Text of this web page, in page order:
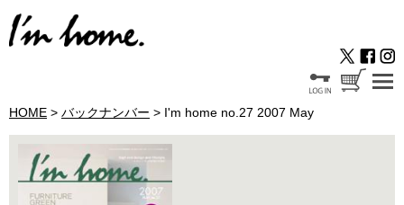
HOME > バックナンバー > I'm home no.27 2007 May